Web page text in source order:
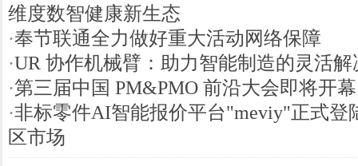
维度数智健康新生态
·奉节联通全力做好重大活动网络保障
·UR 协作机械臂：助力智能制造的灵活解
·第三届中国 PM&PMO 前沿大会即将开
·非标零件AI智能报价平台"meviy"正式登
区市场